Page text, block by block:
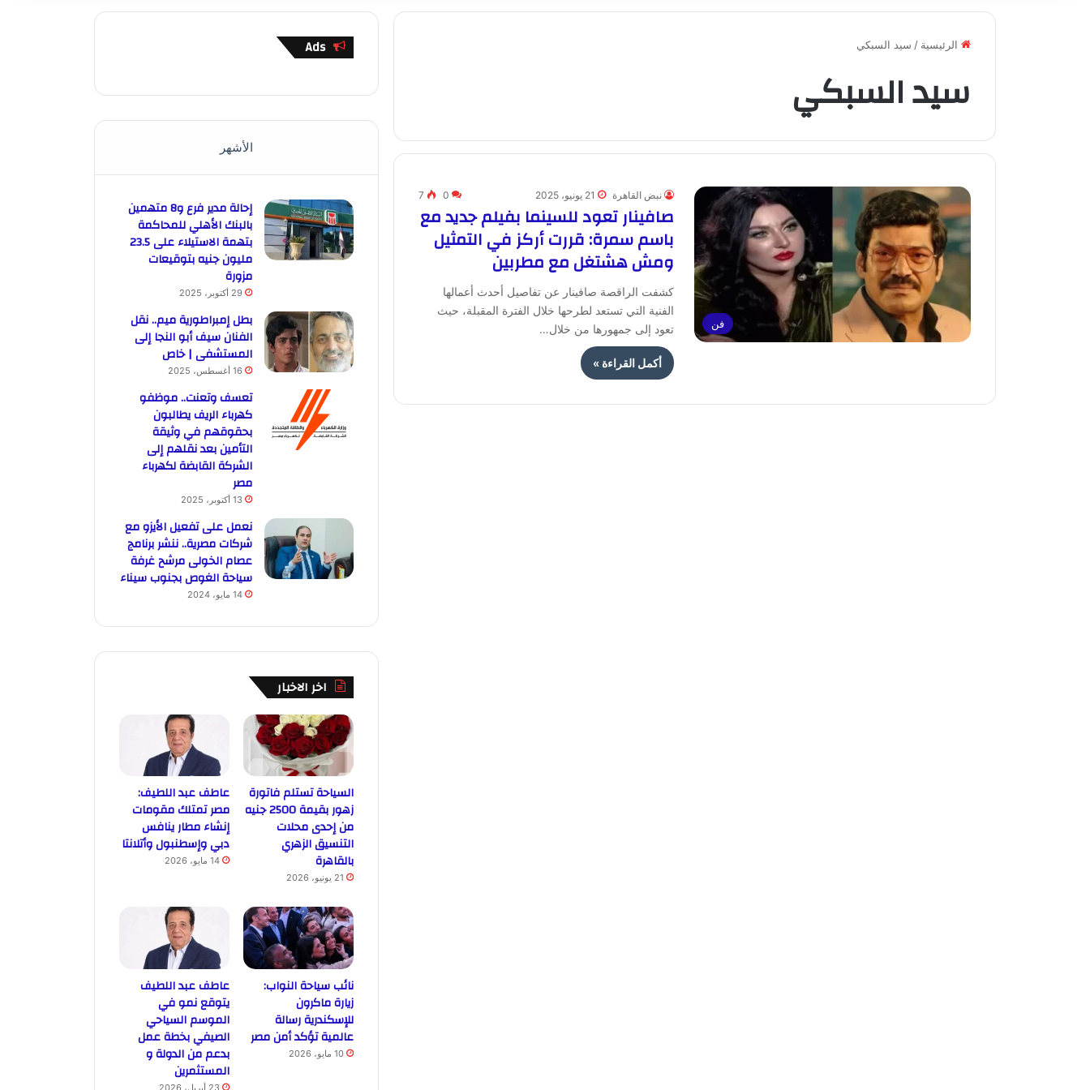
الرئيسية / سيد السبكي
سيد السبكي
فن
نبض القاهرة 21 يونيو، 2025 0
7
صافينار تعود للسينما بفيلم جديد مع
باسم سمرة: قررت أركز في التمثيل
ومش هشتغل مع مطربين
كشفت الراقصة صافينار عن تفاصيل أحدث أعمالها
الفنية التي تستعد لطرحها خلال الفترة المقبلة، حيث
تعود إلى جمهورها من خلال…
أكمل القراءة »
Ads
الأشهر
إحالة مدير فرع و8 متهمين
بالبنك الأهلي للمحاكمة
بتهمة الاستيلاء على 23.5
مليون جنيه بتوقيعات
مزورة
29 أكتوبر، 2025
بطل إمبراطورية ميم.. نقل
الفنان سيف أبو النجا إلى
المستشفى | خاص
16 أغسطس، 2025
تعسف وتعنت.. موظفو
كهرباء الريف يطالبون
بحقوقهم في وثيقة
التأمين بعد نقلهم إلى
الشركة القابضة لكهرباء
مصر
13 أكتوبر، 2025
نعمل على تفعيل الأيزو مع
شركات مصرية.. ننشر برنامج
عصام الخولى مرشح غرفة
سياحة الغوص بجنوب سيناء
14 مايو، 2024
اخر الاخبار
السياحة تستلم فاتورة
زهور بقيمة 2500 جنيه
من إحدى محلات
التنسيق الزهري
بالقاهرة
21 يونيو، 2026
عاطف عبد اللطيف:
مصر تمتلك مقومات
إنشاء مطار ينافس
دبي وإسطنبول وأتلانتا
14 مايو، 2026
نائب سياحة النواب:
زيارة ماكرون
للإسكندرية رسالة
عالمية تؤكد أمن مصر
10 مايو، 2026
عاطف عبد اللطيف
يتوقع نمو في
الموسم السياحي
الصيفي بخطة عمل
بدعم من الدولة و
المستثمرين
23 أبريل، 2026